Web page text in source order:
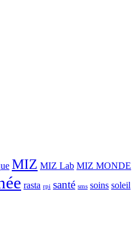
MIZ MIZ Lab MIZ MONDE
rasta rpi santé sms soins soleil